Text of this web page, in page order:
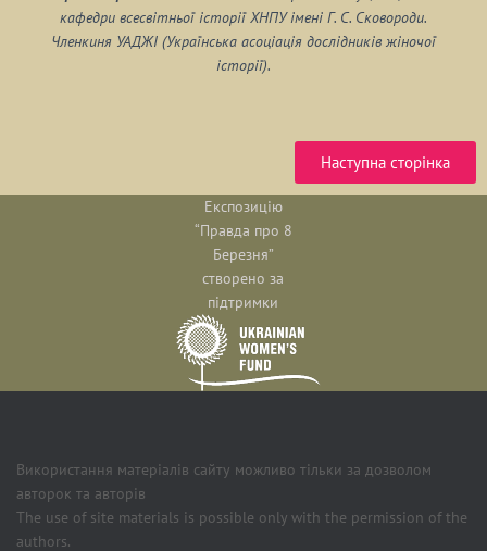
кафедри всесвітньої історії ХНПУ імені Г. С. Сковороди.
Членкиня УАДЖІ (Українська асоціація дослідників жіночої
історії).
Наступна сторінка
Експозицію
“Правда про 8
Березня”
створено за
підтримки
Використання матеріалів сайту можливо тільки за дозволом
авторок та авторів
The use of site materials is possible only with the permission of the
authors.